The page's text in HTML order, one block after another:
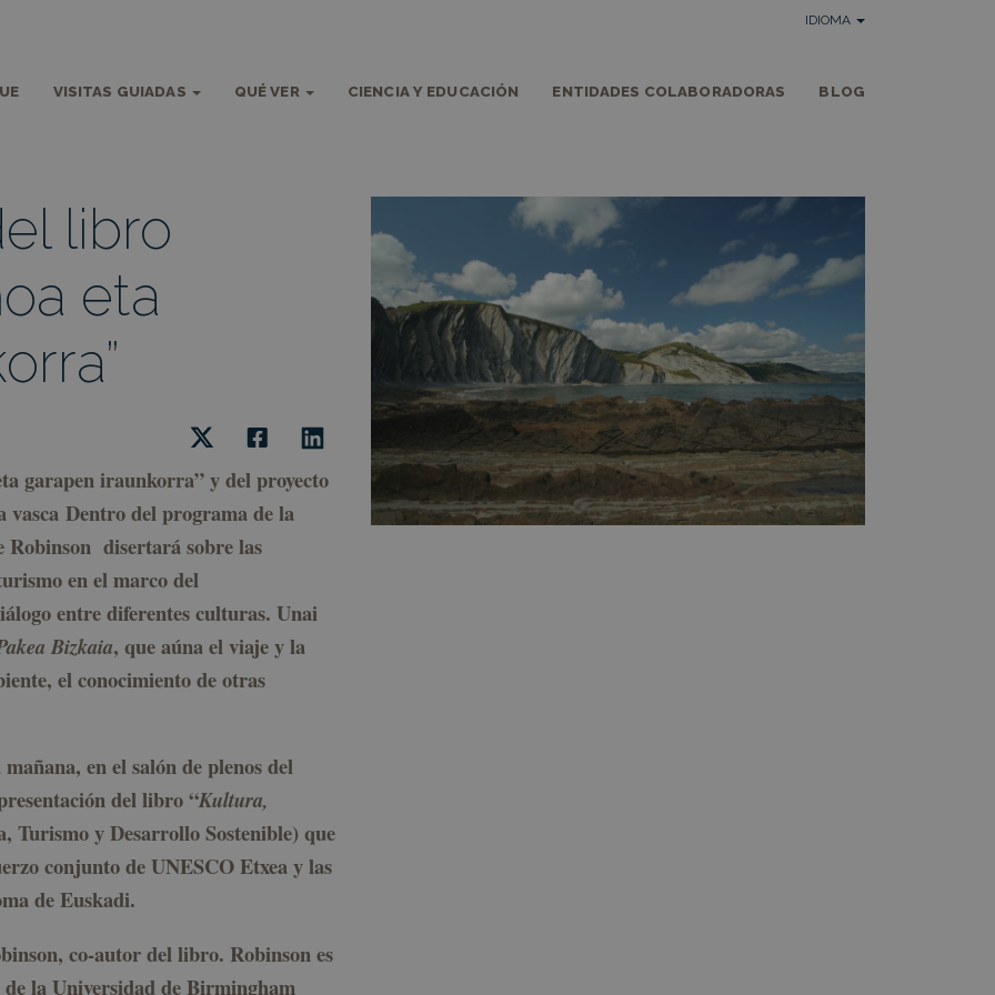
IDIOMA
VISITAS GUIADAS QUÉ VER CIENCIA Y EDUCACIÓN ENTIDADES COLABORADORAS BLOG
libro
eta
garapen iraunkorra” y del proyecto
vasca Dentro del programa de la
Robinson disertará sobre las
en el marco del
entre diferentes culturas. Unai
Bizkaia, que aúna el viaje y la
el conocimiento de otras
en el salón de plenos del
del libro “Kultura,
Turismo y Desarrollo Sostenible) que
conjunto de UNESCO Etxea y las
de Euskadi.
co-autor del libro. Robinson es
la Universidad de Birmingham